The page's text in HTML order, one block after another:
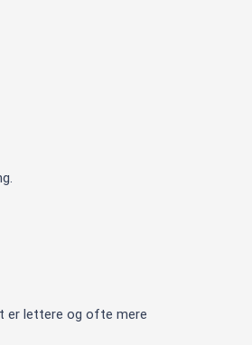
er lettere og ofte mere